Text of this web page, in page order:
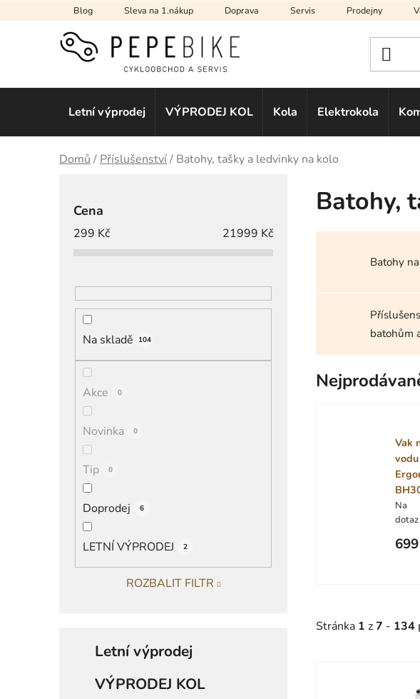
na
Blog Sleva na 1.nákup Doprava Servis Prodejny
Letní výprodej VÝPRODEJ KOL Kola Elektrokola
Domů / Příslušenství/ Batohy, tašky a ledvinky na kolo
Cena
299 Kč 21999 Kč
Na skladě 104
Akce 0
Novinka 0
Tip 0
Doprodej 6
LETNÍ VÝPRODEJ 2
ROZBALIT FILTR
kategorieLetní výprodej
VÝPRODEJ KOL
Batohy,
Batohy
batohům
taškám
Vak
vodu
Na
dotaz
Stránka 1 z7 - 134